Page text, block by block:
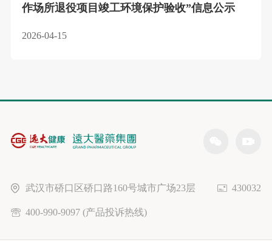
作场所退役项目竣工环境保护验收”信息公示
2026-04-15
武汉市硚口区硚口路160号城市广场23层 430032
400-990-9097 (产品投诉热线)